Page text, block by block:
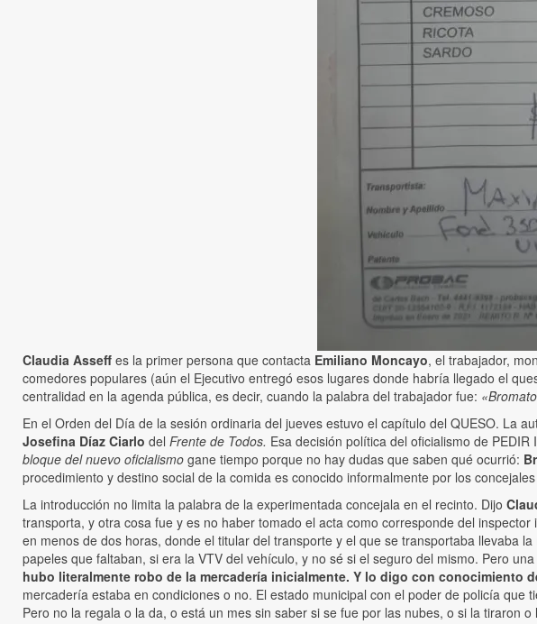
Claudia Asseff es la primer persona que contacta Emiliano Moncayo, el trabajador,
comedores populares (aún el Ejecutivo entregó esos lugares donde habría llegado el
centralidad en la agenda pública, es decir, cuando la palabra del trabajador fue:
En el Orden del Día de la sesión ordinaria del jueves estuvo el capítulo del QUESO. La
Josefina Díaz Ciarlo del Frente de Todos. Esa decisión política del oficialismo de
bloque del nuevo oficialismo gane tiempo porque no hay dudas que saben qué ocurrió:
procedimiento y destino social de la comida es conocido informalmente por los
La introducción no limita la palabra de la experimentada concejala en el recinto. Dijo
transporta, y otra cosa fue y es no haber tomado el acta como corresponde del
en menos de dos horas, donde el titular del transporte y el que se transportaba llevaba
papeles que faltaban, si era la VTV del vehículo, y no sé si el seguro del mismo. Pero
hubo literalmente robo de la mercadería inicialmente. Y lo digo con
mercadería estaba en condiciones o no. El estado municipal con el poder de policía
Pero no la regala o la da, o está un mes sin saber si se fue por las nubes, o si la tiraron